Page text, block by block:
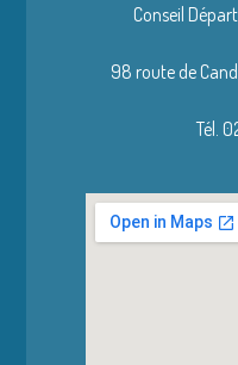
Conseil
98 route de
Tél.